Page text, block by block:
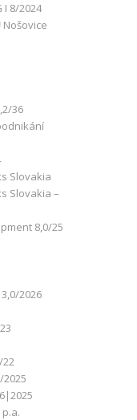
I 8/2024
Nošovice
36
Slovakia
Slovakia –
8,0/25
2026
22
2025